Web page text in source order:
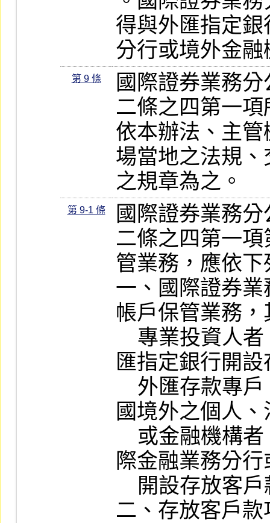
得與外匯指定
分行或境外金
第 9 條
國際證券業務
二條之四第一
依本辦法、主
場當地之法規
之規章為之。
第 9-1 條
國際證券業務
二條之四第一
管業務，應依
一、國際證券
帳戶保管業務
匯指定銀行開
國境外之個人
際金融業務分
二、存放客戶